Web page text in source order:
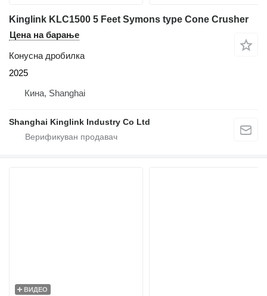
Kinglink KLC1500 5 Feet Symons type Cone Crusher
Цена на барање
Конусна дробилка
2025
Кина, Shanghai
Shanghai Kinglink Industry Co Ltd
ВИДЕО